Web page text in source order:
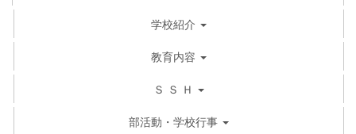
学校紹介
教育内容
Ｓ Ｓ Ｈ
部活動・学校行事